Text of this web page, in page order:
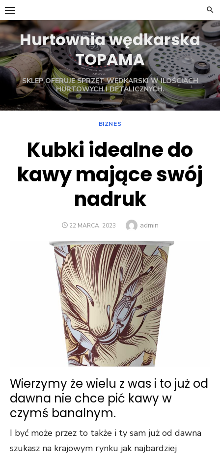
Skip
to
contentHurtownia wędkarska
TOPAMA
SKLEP OFERUJE SPRZĘT WĘDKARSKI W ILOŚCIACH
HURTOWYCH I DETALICZNYCH.
BIZNES
Kubki idealne do
kawy mające swój
nadruk
POSTED
22 MARCA, 2023 Author
admin
Wierzymy że wielu z was i to już od
dawna nie chce pić kawy w
czymś banalnym.
I być może przez to także i ty sam już od dawna
szukasz na krajowym rynku jak najbardziej